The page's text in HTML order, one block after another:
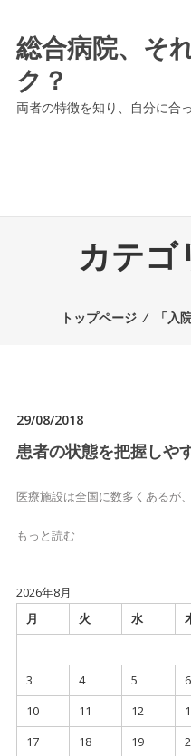
ッ
総合病院、そ
ク？
両者の特徴を知り、自分に合
カテゴ
トップページ ⁄ 「入
29/08/2018
患者の状態を把握しや
医療施設は全国に数多くあるが
もっと読む
2026年8月
月
火 水
3
4 5 6
10
11 12
17
18 19